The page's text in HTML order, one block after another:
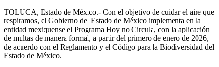
TOLUCA, Estado de México.- Con el objetivo de cuidar el aire que
respiramos, el Gobierno del Estado de México implementa en la
entidad mexiquense el Programa Hoy no Circula, con la aplicación
de multas de manera formal, a partir del primero de enero de 2026,
de acuerdo con el Reglamento y el Código para la Biodiversidad del
Estado de México.